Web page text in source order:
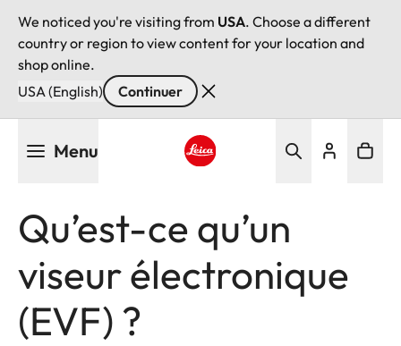
We noticed you're visiting from USA. Choose a different
country or region to view content for your location and
shop online.
USA (English)
Continuer
Menu
Qu’est-ce qu’un
viseur électronique
(EVF) ?